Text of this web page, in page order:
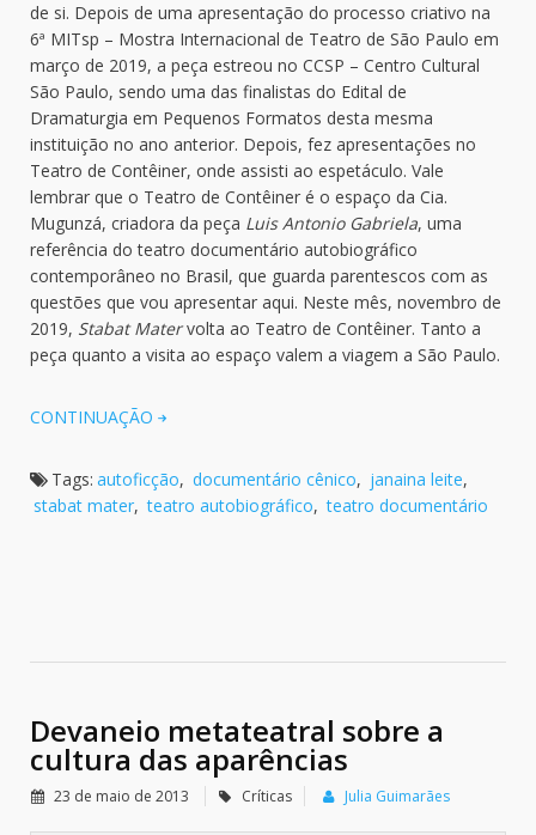
de si. Depois de uma apresentação do processo criativo na
6ª MITsp – Mostra Internacional de Teatro de São Paulo em
março de 2019, a peça estreou no CCSP – Centro Cultural
São Paulo, sendo uma das finalistas do Edital de
Dramaturgia em Pequenos Formatos desta mesma
instituição no ano anterior. Depois, fez apresentações no
Teatro de Contêiner, onde assisti ao espetáculo. Vale
lembrar que o Teatro de Contêiner é o espaço da Cia.
Mugunzá, criadora da peça Luis Antonio Gabriela, uma
referência do teatro documentário autobiográfico
contemporâneo no Brasil, que guarda parentescos com as
questões que vou apresentar aqui. Neste mês, novembro de
2019, Stabat Matervolta ao Teatro de Contêiner. Tanto a
peça quanto a visita ao espaço valem a viagem a São Paulo.
CONTINUAÇÃO
Tags: autoficção, documentário cênico, janaina leite,
stabat mater, teatro autobiográfico, teatro documentário
Devaneio metateatral sobre a
cultura das aparências
23 de maio de 2013 Críticas Julia Guimarães